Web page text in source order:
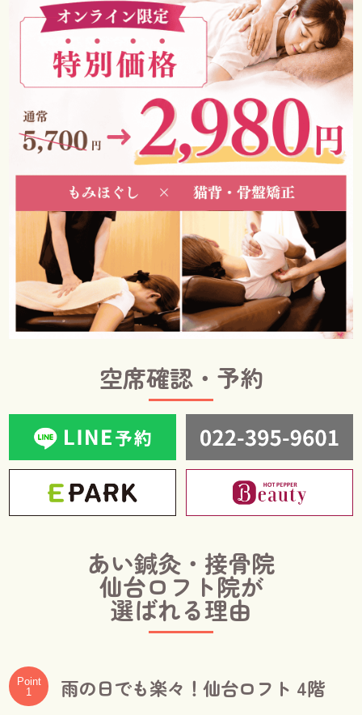
空席確認・予約
あい鍼灸・接骨院
仙台ロフト院が
選ばれる理由
Point
1
雨の日でも楽々！仙台ロフト 4階